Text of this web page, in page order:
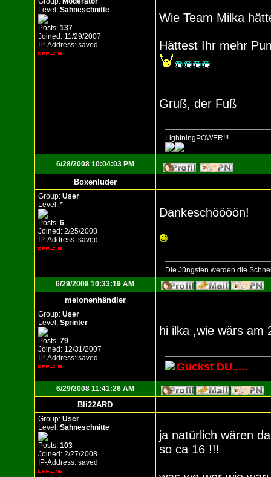
Level: Sahneschnitte
Posts: 137
Joined: 11/29/2007
IP-Address: saved
Wie Team Milka
Hättest Ihr mehr
Gruß, der Fuß
LightningPOWER!!!
6/28/2008 10:04:03 PM
Boxenluder
Group: User
Level: *
Posts: 6
Joined: 2/25/2008
IP-Address: saved
Dankeschöööön!
Die Jüngsten werden die
6/29/2008 10:33:19 AM
melonenhändler
Group: User
Level: Sprinter
Posts: 79
Joined: 12/31/2007
IP-Address: saved
hi ilka ,wie wärs am
Guckst DU.....
6/29/2008 11:41:26 AM
Bli22ARD
Group: User
Level: Sahneschnitte
Posts: 103
Joined: 2/27/2008
IP-Address: saved
ja natürlich wären
so ca 16 !!!